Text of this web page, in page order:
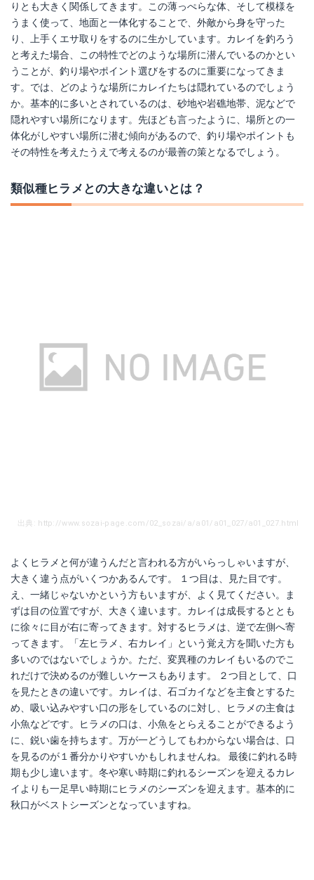
りとも大きく関係してきます。この薄っぺらな体、そして模様を
うまく使って、地面と一体化することで、外敵から身を守った
り、上手くエサ取りをするのに生かしています。カレイを釣ろう
と考えた場合、この特性でどのような場所に潜んでいるのかとい
うことが、釣り場やポイント選びをするのに重要になってきま
す。では、どのような場所にカレイたちは隠れているのでしょう
か。基本的に多いとされているのは、砂地や岩礁地帯、泥などで
隠れやすい場所になります。先ほども言ったように、場所との一
体化がしやすい場所に潜む傾向があるので、釣り場やポイントも
その特性を考えたうえで考えるのが最善の策となるでしょう。
類似種ヒラメとの大きな違いとは？
出典: http://www.sozai-page.com/02_sozai/a/a01/a01_027/a01_027.html
よくヒラメと何が違うんだと言われる方がいらっしゃいますが、
大きく違う点がいくつかあるんです。 １つ目は、見た目です。
え、一緒じゃないかという方もいますが、よく見てください。ま
ずは目の位置ですが、大きく違います。カレイは成長するととも
に徐々に目が右に寄ってきます。対するヒラメは、逆で左側へ寄
ってきます。「左ヒラメ、右カレイ」という覚え方を聞いた方も
多いのではないでしょうか。ただ、変異種のカレイもいるのでこ
れだけで決めるのが難しいケースもあります。 ２つ目として、口
を見たときの違いです。カレイは、石ゴカイなどを主食とするた
め、吸い込みやすい口の形をしているのに対し、ヒラメの主食は
小魚などです。ヒラメの口は、小魚をとらえることができるよう
に、鋭い歯を持ちます。万が一どうしてもわからない場合は、口
を見るのが１番分かりやすいかもしれませんね。 最後に釣れる時
期も少し違います。冬や寒い時期に釣れるシーズンを迎えるカレ
イよりも一足早い時期にヒラメのシーズンを迎えます。基本的に
秋口がベストシーズンとなっていますね。